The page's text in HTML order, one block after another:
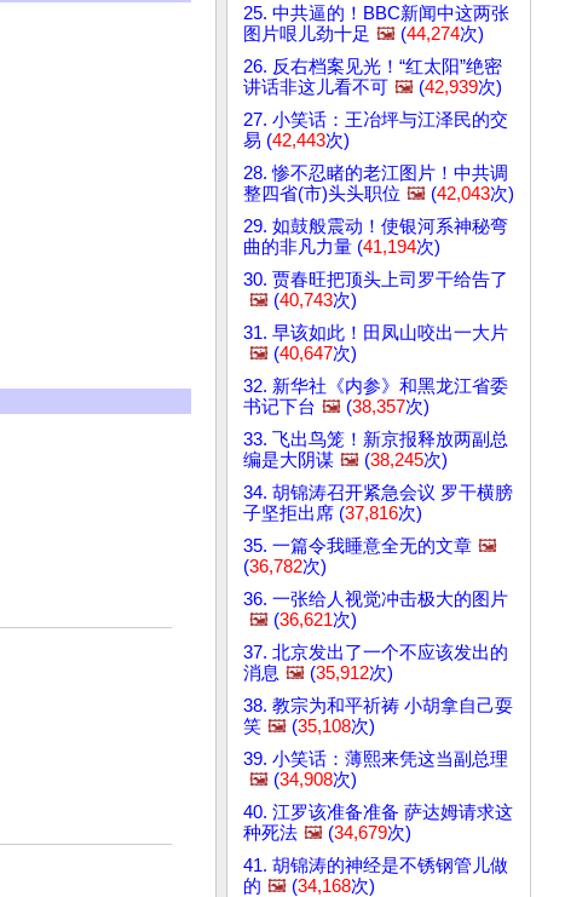
25. 中共逼的！BBC新闻中这两张
图片哏儿劲十足 🖼️ (44,274次)
26. 反右档案见光！“红太阳”绝密
讲话非这儿看不可 🖼️ (42,939次)
27. 小笑话：王冶坪与江泽民的交
易 (42,443次)
28. 惨不忍睹的老江图片！中共调
整四省(市)头头职位 🖼️ (42,043次)
29. 如鼓般震动！使银河系神秘弯
曲的非凡力量 (41,194次)
30. 贾春旺把顶头上司罗干给告了
🖼️ (40,743次)
31. 早该如此！田凤山咬出一大片
🖼️ (40,647次)
32. 新华社《内参》和黑龙江省委
书记下台 🖼️ (38,357次)
33. 飞出鸟笼！新京报释放两副总
编是大阴谋 🖼️ (38,245次)
34. 胡锦涛召开紧急会议 罗干横膀
子坚拒出席 (37,816次)
35. 一篇令我睡意全无的文章 🖼️
(36,782次)
36. 一张给人视觉冲击极大的图片
🖼️ (36,621次)
37. 北京发出了一个不应该发出的
消息 🖼️ (35,912次)
38. 教宗为和平祈祷 小胡拿自己耍
笑 🖼️ (35,108次)
39. 小笑话：薄熙来凭这当副总理
🖼️ (34,908次)
40. 江罗该准备准备 萨达姆请求这
种死法 🖼️ (34,679次)
41. 胡锦涛的神经是不锈钢管儿做
的 🖼️ (34,168次)